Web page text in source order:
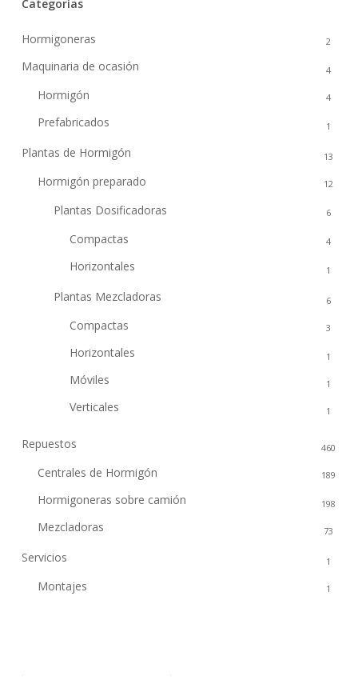
Categorías
Hormigoneras 2
Maquinaria de ocasión 4
Hormigón 4
Prefabricados 1
Plantas de Hormigón 13
Hormigón preparado 12
Plantas Dosificadoras 6
Compactas 4
Horizontales 1
Plantas Mezcladoras 6
Compactas 3
Horizontales 1
Móviles 1
Verticales 1
Repuestos 460
Centrales de Hormigón 189
Hormigoneras sobre camión 198
Mezcladoras 73
Servicios 1
Montajes 1